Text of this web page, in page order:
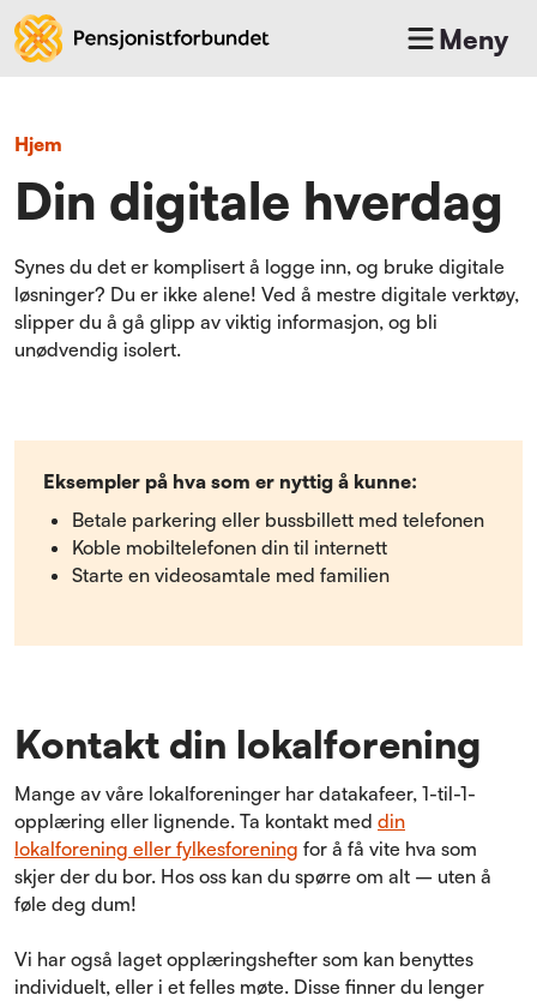
Meny
Hjem
Din digitale hverdag
Synes du det er komplisert å logge inn, og bruke digitale
løsninger? Du er ikke alene! Ved å mestre digitale verktøy,
slipper du å gå glipp av viktig informasjon, og bli
unødvendig isolert.
Eksempler på hva som er nyttig å kunne:
Betale parkering eller bussbillett med telefonen
Koble mobiltelefonen din til internett
Starte en videosamtale med familien
Kontakt din lokalforening
Mange av våre lokalforeninger har datakafeer, 1-til-1-
opplæring eller lignende. Ta kontakt med din
lokalforening eller fylkesforening for å få vite hva som
skjer der du bor. Hos oss kan du spørre om alt – uten å
føle deg dum!
Vi har også laget opplæringshefter som kan benyttes
individuelt, eller i et felles møte. Disse finner du lenger